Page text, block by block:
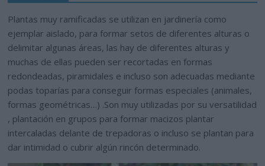
Plantas muy ramificadas se utilizan en jardinería como
ejemplar aislado, para formar setos de diferentes alturas o
delimitar algunas áreas, las hay de diferentes alturas y
muchas de ellas pueden ser recortadas en formas
redondeadas, piramidales e incluso son adecuadas mediante
podas toparías para conseguir formas especiales (animales,
formas geométricas…) .Son muy utilizadas por su versatilidad
, plantación en grupos para formar macizos plantar
intercaladas delante de trepadoras o incluso se plantan para
dar intimidad o cubrir algún rincón determinado.